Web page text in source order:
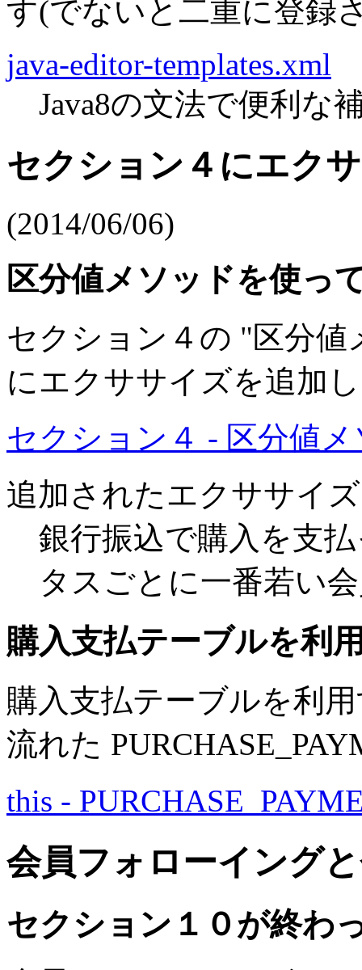
す(でないと二重に登録
java-editor-templates.xml
Java8の文法で便利な
セクション４にエク
(2014/06/06)
区分値メソッドを使っ
セクション４の "区分
にエクササイズを追加
セクション４ - 区分値
追加されたエクササイズ
銀行振込で購入を支
タスごとに一番若い
購入支払テーブルを利
購入支払テーブルを利
流れた
this -
会員フォローイング
セクション１０が終わ